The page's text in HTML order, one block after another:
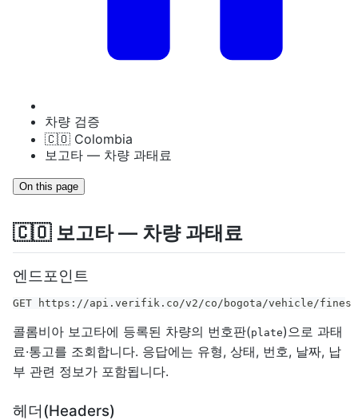
차량 검증
🇨🇴 Colombia
보고타 — 차량 과태료
On this page
🇨🇴 보고타 — 차량 과태료
엔드포인트
GET https://api.verifik.co/v2/co/bogota/vehicle/fines
콜롬비아 보고타에 등록된 차량의 번호판(plate)으로 과태
료·통고를 조회합니다. 응답에는 유형, 상태, 번호, 날짜, 납
부 관련 정보가 포함됩니다.
헤더(Headers)